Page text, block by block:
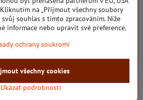
fotografie jsou majetkem společnosti Ing.
obsah těchto stránek můžete jen se
©2026Copyright
ochrany soukromíStav objednávky
systémem:ByznysWeb.cz
na „Přijmout všechny soubory
souhlas s tímto zpracováním. Níže
informace nebo upravit své preference.
ochrany soukromí
Ukázat podrobnosti
všechny cookies